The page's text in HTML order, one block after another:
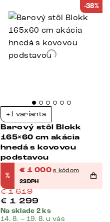
-38%
+1 varianta
Barový stôl Blokk
165×60 cm akácia
hnedá s kovovou
podstavou
%
€ 1 000 s kódom
23DPH
€1 619
€ 1 299
Na sklade 2 ks
14. 8. – 19. 8. u vás